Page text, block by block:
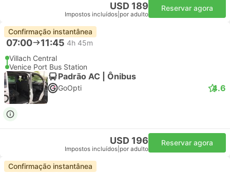
USD 189
Impostos incluídos por adulto
Reservar agora
Confirmação instantânea
07:00 11:45 4h 45m
Villach Central
Venice Port Bus Station
Padrão AC | Ônibus
GoOpti 4.6
USD 196
Impostos incluídos por adulto
Reservar agora
Confirmação instantânea